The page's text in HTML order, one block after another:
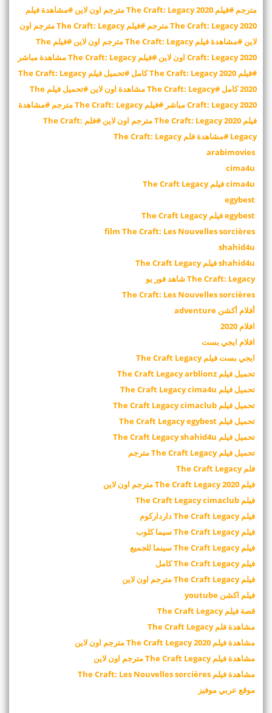
مترجم #فيلم The Craft: Legacy 2020 مترجم اون لاين #مشاهدة فيلم
The Craft: Legacy 2020 مترجم #فيلم The Craft: Legacy مترجم اون
لاين #مشاهدة فيلم The Craft: Legacy مترجم اون لاين #فيلم The
Craft: Legacy 2020 اون لاين #فيلم The Craft: Legacy مشاهدة مباشر
#فيلم The Craft: Legacy 2020 كامل #تحميل فيلم The Craft: Legacy
2020 كامل #The Craft: Legacy مشاهدة اون لاين #تحميل فيلم The
Craft: Legacy 2020 مباشر #فيلم The Craft: Legacy مترجم #مشاهدة
فيلم The Craft: Legacy 2020 مترجم اون لاين #فلم The Craft:
Legacy #مشاهدة فلم The Craft: Legacy
The Craft: Legacy شاهد فور يو
أفلام أكشن adventure
افلام 2020
افلام ايجي بست
ايجي بست فيلم The Craft Legacy
تحميل فيلم The Craft Legacy arblionz
تحميل فيلم The Craft Legacy cima4u
تحميل فيلم The Craft Legacy cimaclub
تحميل فيلم The Craft Legacy egybest
تحميل فيلم The Craft Legacy shahid4u
تحميل فيلم The Craft Legacy مترجم
فلم The Craft Legacy
فيلم 2020 The Craft Legacy مترجم اون لاين
فيلم The Craft Legacy cimaclub
فيلم The Craft Legacy دارداركوم
فيلم The Craft Legacy سيما كلوب
فيلم The Craft Legacy سينما للجميع
فيلم The Craft Legacy كامل
فيلم The Craft Legacy مترجم اون لاين
فيلم اكشن youtube
قصة فيلم The Craft Legacy
مشاهدة فلم The Craft Legacy
مشاهدة فيلم 2020 The Craft Legacy مترجم اون لاين
مشاهدة فيلم The Craft Legacy مترجم اون لاين
مشاهدة فيلم The Craft: Les Nouvelles sorcières
موقع عربي موفيز